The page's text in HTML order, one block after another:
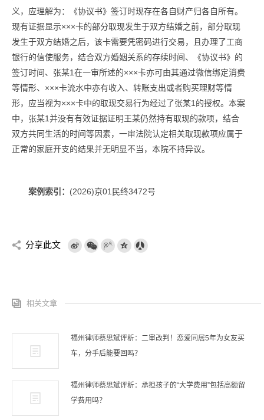
义，应理解为：《协议书》签订时现存在各自财产归各自所有。
现有证据显示×××卡的部分取现发生于双方结婚之前，部分取现
发生于双方结婚之后，该卡需要凭密码进行交易，且办理了工商
银行的信使服务，结合双方婚姻关系的存续时间、《协议书》的
签订时间、张某1在一审所述的×××卡亦可由其通过微信绑定消费
等情形、×××卡流水中亦有收入、转账支出或者购买理财等情
形，应当视为×××卡中的取现交易行为经过了张某1的授权。本案
中，张某1并没有有效证据证明王某仍然持有取现的款项，结合
双方共同生活的时间等因素，一审法院认定相关取现款项应属于
正常的家庭开支的结果并无明显不当，本院不持异议。
案例索引： (2026)京01民终3472号
分享此文
相关文章
福州律师蔡思斌评析：二审改判！恋爱同居5年为女友买
车，分手后能要回吗？
福州律师蔡思斌评析：承担孩子的“大学费用”包括高额留
学费用吗？